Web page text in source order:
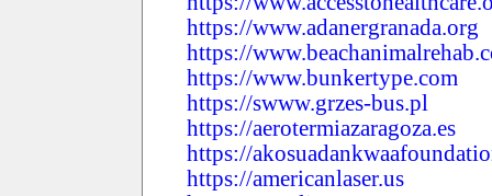
https://www.adanergranada.org
https://
https://www.bunkertype.com
https://swww.grzes-bus.pl
https://aerotermiazaragoza.es
https://
https://americanlaser.us